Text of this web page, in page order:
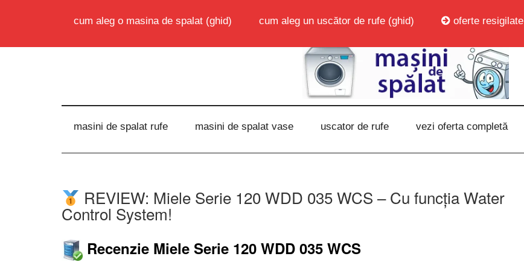
cum aleg o masina de spalat (ghid) cum aleg un uscător de rufe (ghid) oferte resigilate
masini de spalat rufe masini de spalat vase uscator de rufe vezi oferta completă
REVIEW: Miele Serie 120 WDD 035 WCS – Cu funcția Water
Control System!
Recenzie Miele Serie 120 WDD 035 WCS